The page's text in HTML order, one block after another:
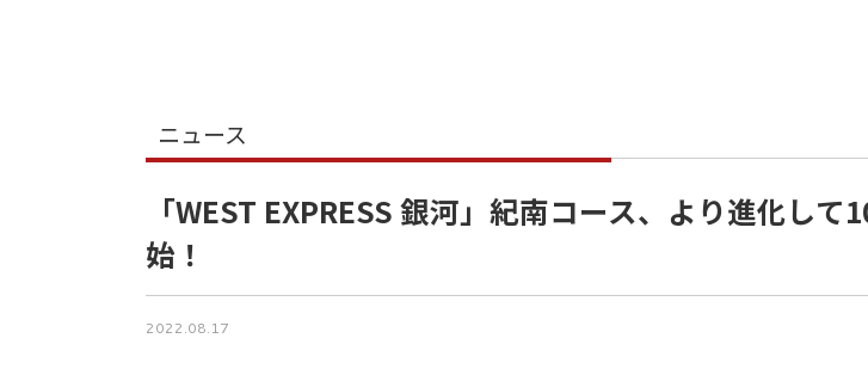
ニュース
「WEST EXPRESS 銀河」紀南コース、より進化して
始！
2022.08.17